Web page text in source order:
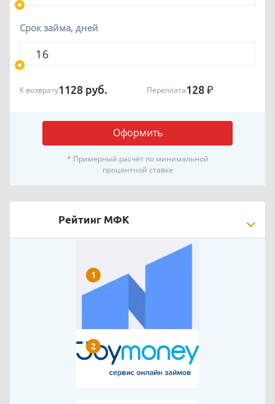
Срок займа, дней
Оформить
К возврату1128 руб. Переплата128 ₽
* Примерный расчёт по минимальной
процентной ставке
Рейтинг МФК
1
2